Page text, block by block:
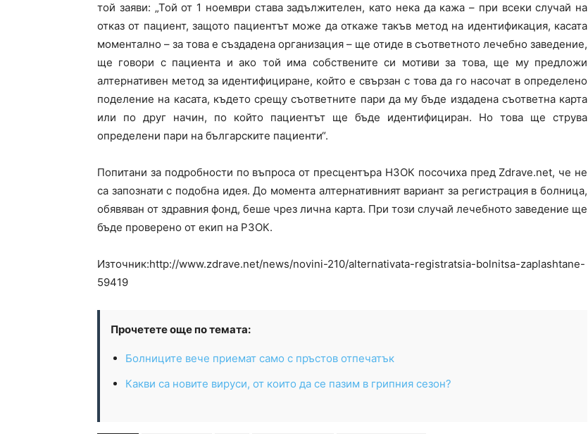
той заяви: „Той от 1 ноември става задължителен, като нека да кажа – при всеки случай на
отказ от пациент, защото пациентът може да откаже такъв метод на идентификация, касата
моментално – за това е създадена организация – ще отиде в съответното лечебно заведение,
ще говори с пациента и ако той има собствените си мотиви за това, ще му предложи
алтернативен метод за идентифициране, който е свързан с това да го насочат в определено
поделение на касата, където срещу съответните пари да му бъде издадена съответна карта
или по друг начин, по който пациентът ще бъде идентифициран. Но това ще струва
определени пари на българските пациенти“.
Попитани за подробности по въпроса от пресцентъра НЗОК посочиха пред Zdrave.net, че не
са запознати с подобна идея. До момента алтернативният вариант за регистрация в болница,
обявяван от здравния фонд, беше чрез лична карта. При този случай лечебното заведение ще
бъде проверено от екип на РЗОК.
Източник:http://www.zdrave.net/news/novini-210/alternativata-registratsia-bolnitsa-zaplashtane-
59419
Прочетете още по темата:
Болниците вече приемат само с пръстов отпечатък
Какви са новите вируси, от които да се пазим в грипния сезон?